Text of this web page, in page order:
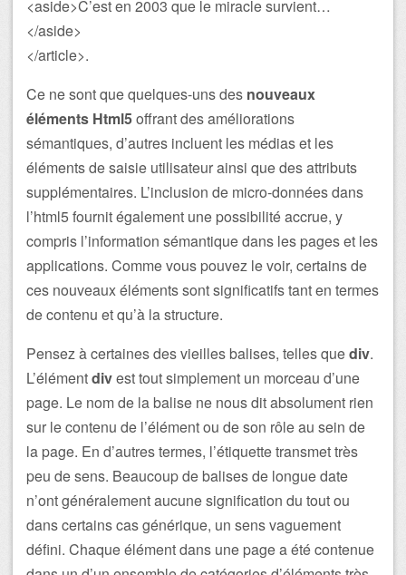
<aside>C’est en 2003 que le miracle survient…
</aside>
</article>.
Ce ne sont que quelques-uns des nouveaux
éléments Html5offrant des améliorations
sémantiques, d’autres incluent les médias et les
éléments de saisie utilisateur ainsi que des attributs
supplémentaires. L’inclusion de micro-données dans
l’html5 fournit également une possibilité accrue, y
compris l’information sémantique dans les pages et les
applications. Comme vous pouvez le voir, certains de
ces nouveaux éléments sont significatifs tant en termes
de contenu et qu’à la structure.
Pensez à certaines des vieilles balises, telles quediv.
L’élémentdivest tout simplement un morceau d’une
page. Le nom de la balise ne nous dit absolument rien
sur le contenu de l’élément ou de son rôle au sein de
la page. En d’autres termes, l’étiquette transmet très
peu de sens. Beaucoup de balises de longue date
n’ont généralement aucune signification du tout ou
dans certains cas générique, un sens vaguement
défini. Chaque élément dans une page a été contenue